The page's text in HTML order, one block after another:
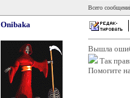
Всего
Onibaka
Вышла
Так
Помогите